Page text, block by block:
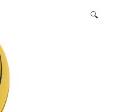
🔍